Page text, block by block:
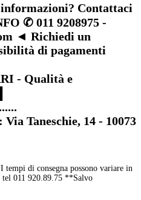
Contattaci
✆ 011 9208975 -
◄ Richiedi un
di pagamenti
- Qualità e
Taneschie, 14 - 10073
di consegna possono variare in
tel 011 920.89.75 **Salvo